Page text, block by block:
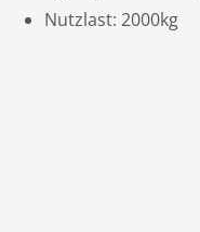
Nutzlast: 2000kg